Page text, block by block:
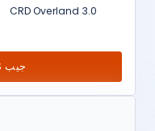
3.0 CRD Overland
جيب VS مرسيدس-بنز